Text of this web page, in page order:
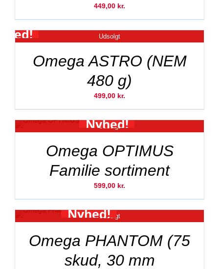
449,00 kr.
Udsolgt
Omega ASTRO (NEM
480 g)
499,00 kr.
Udsolgt
Nyhed!
Omega OPTIMUS
Familie sortiment
599,00 kr.
Udsolgt
Nyhed!
Omega PHANTOM (75
skud, 30 mm